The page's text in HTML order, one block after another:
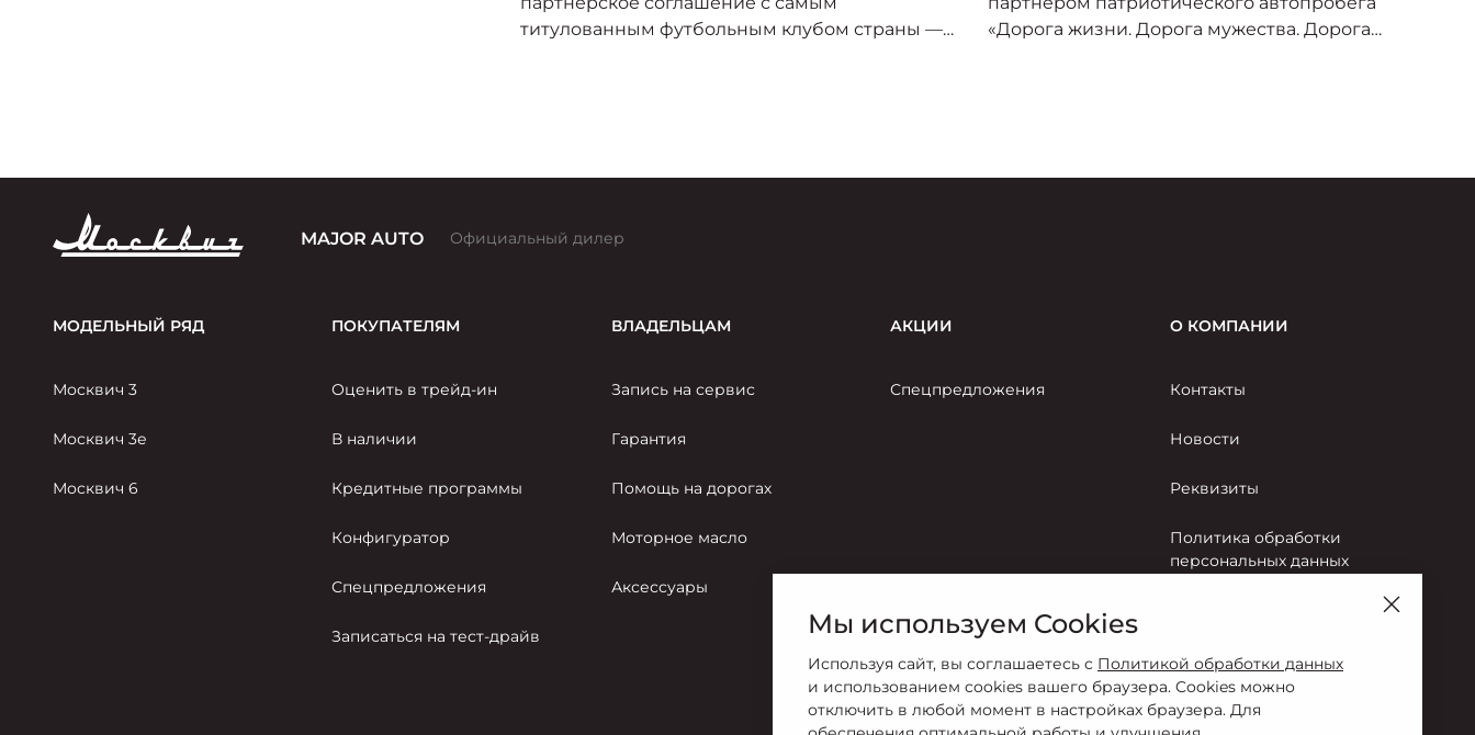
титулованным футбольным клубом страны —
«Дорога жизни. Дорога мужества. Дорога
MAJOR AUTO Официальный дилер
МОДЕЛЬНЫЙ РЯД
Москвич 3
Москвич 3е
Москвич 6
ПОКУПАТЕЛЯМ
Оценить в трейд-ин
В наличии
Кредитные программы
Конфигуратор
Спецпредложения
Записаться на тест-драйв
ВЛАДЕЛЬЦАМ
Запись на сервис
Гарантия
Помощь на дорогах
Моторное масло
Аксессуары
АКЦИИ
Спецпредложения
О КОМПАНИИ
Контакты
Новости
Реквизиты
Политика обработки
персональных данных
Правила пользования сайтом
Согласие на обработку
персональных данных
Мы используем Cookies
Используя сайт, вы соглашаетесь с Политикой обработки данных
и использованием cookies вашего браузера. Cookies можно
отключить в любой момент в настройках браузера. Для